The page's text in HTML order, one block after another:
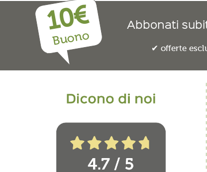
10€
Buono
Abbonati
offerte